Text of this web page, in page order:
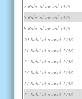
7 Rabi' al-awwal 1448
8 Rabi' al-awwal 1448
9 Rabi' al-awwal 1448
10 Rabi' al-awwal 1448
11 Rabi' al-awwal 1448
12 Rabi' al-awwal 1448
13 Rabi' al-awwal 1448
14 Rabi' al-awwal 1448
15 Rabi' al-awwal 1448